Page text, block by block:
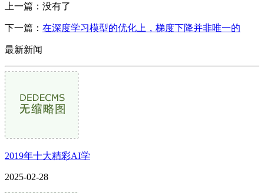
上一篇：没有了
下一篇： 在深度学习模型的优化上，梯度下降并非唯一的
最新新闻
2019年十大精彩AI学
2025-02-28